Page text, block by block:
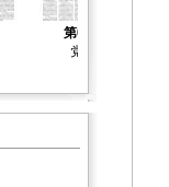
第04版
党建